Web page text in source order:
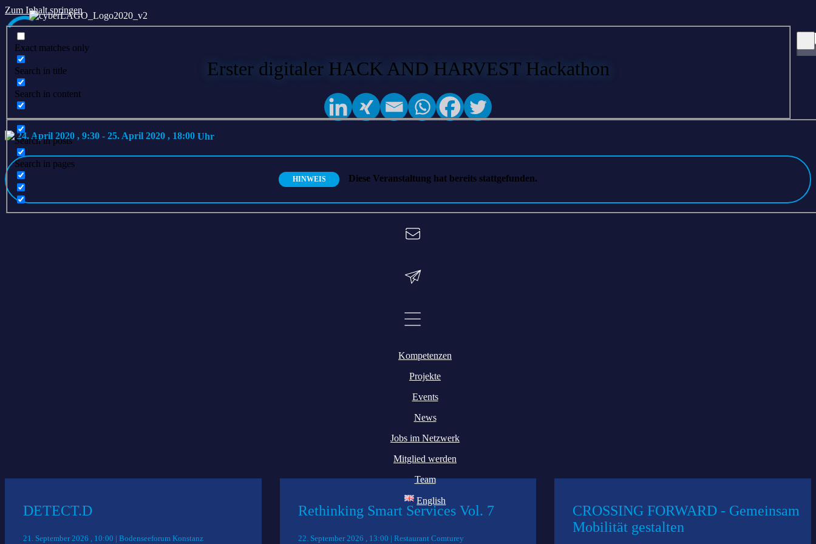
Zum Inhalt springen
Exact matches only
Search in title
Search in content
Search in posts
Search in pages
Kompetenzen
Projekte
Events
News
Jobs im Netzwerk
Mitglied werden
Team
English
Erster digitaler HACK AND HARVEST Hackathon
24. April 2020 , 9:30 - 25. April 2020 , 18:00
HINWEIS Diese Veranstaltung hat bereits stattgefunden.
DETECT.D
21. September 2026 , 10:00 | Bodenseeforum Konstanz
Rethinking Smart Services Vol. 7
22. September 2026 , 13:00 | Restaurant Comturey
CROSSING FORWARD - Gemeinsam
Mobilität gestalten